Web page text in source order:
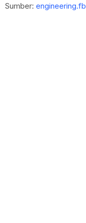
Sumber: engineering.fb